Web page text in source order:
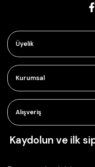
Üyelik
Kurumsal
Alışveriş
Kaydolun ve ilk